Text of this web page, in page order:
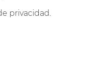
privacidad.